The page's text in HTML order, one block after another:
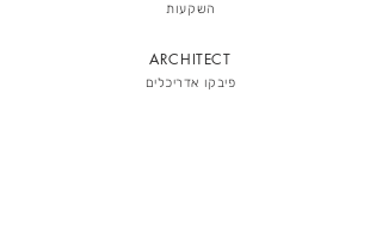
השקעות
ARCHITECT
פיבקו אדריכלים